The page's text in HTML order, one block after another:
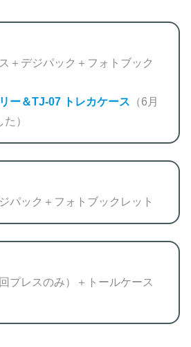
＋デジパック＋フォトブック
ー＆TJ-07 トレカケース （6月
）
パック＋フォトブックレット
プレスのみ）＋トールケース